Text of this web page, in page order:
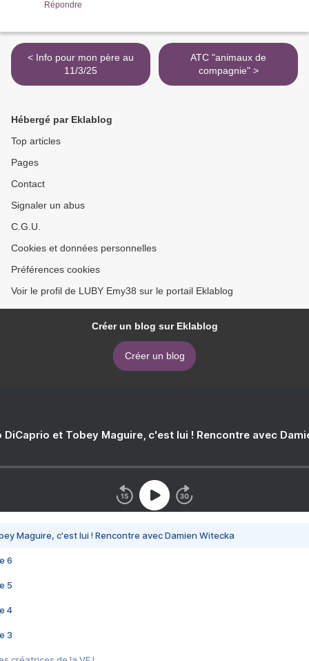
Répondre
< Info pour mon père au
11/3/25
ATC "animaux de
compagnie" >
Hébergé par Eklablog
Top articles
Pages
Contact
Signaler un abus
C.G.U.
Cookies et données personnelles
Préférences cookies
Voir le profil de LUBY Emy38 sur le portail Eklablog
Créer un blog sur Eklablog
Créer un blog
DiCaprio et Tobey Maguire, c'est lui ! Rencontre avec
Maguire, c'est lui ! Rencontre avec Damien Witecka
6
5
4
3